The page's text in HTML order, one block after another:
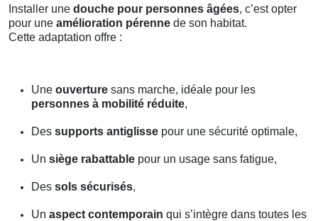
Installer une douche pour personnes âgées, c’est opter
pour une amélioration pérenne de son habitat.
Cette adaptation offre :
Une ouverture sans marche, idéale pour les
personnes à mobilité réduite,
Des supports antiglisse pour une sécurité optimale,
Un siège rabattable pour un usage sans fatigue,
Des sols sécurisés,
Un aspect contemporain qui s’intègre dans toutes les